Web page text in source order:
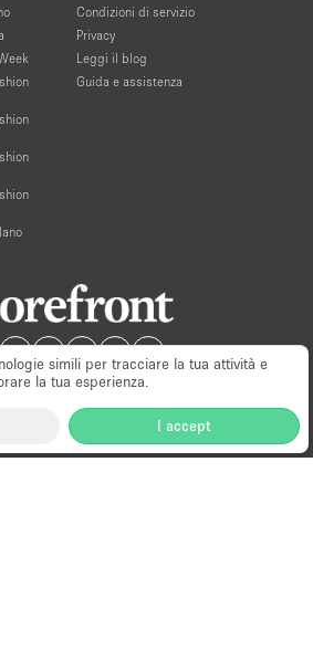
simili per tracciare la tua attività e
la tua esperienza.
I accept
Condizioni di servizio
Privacy
Leggi il blog
Guida e assistenza
Milano